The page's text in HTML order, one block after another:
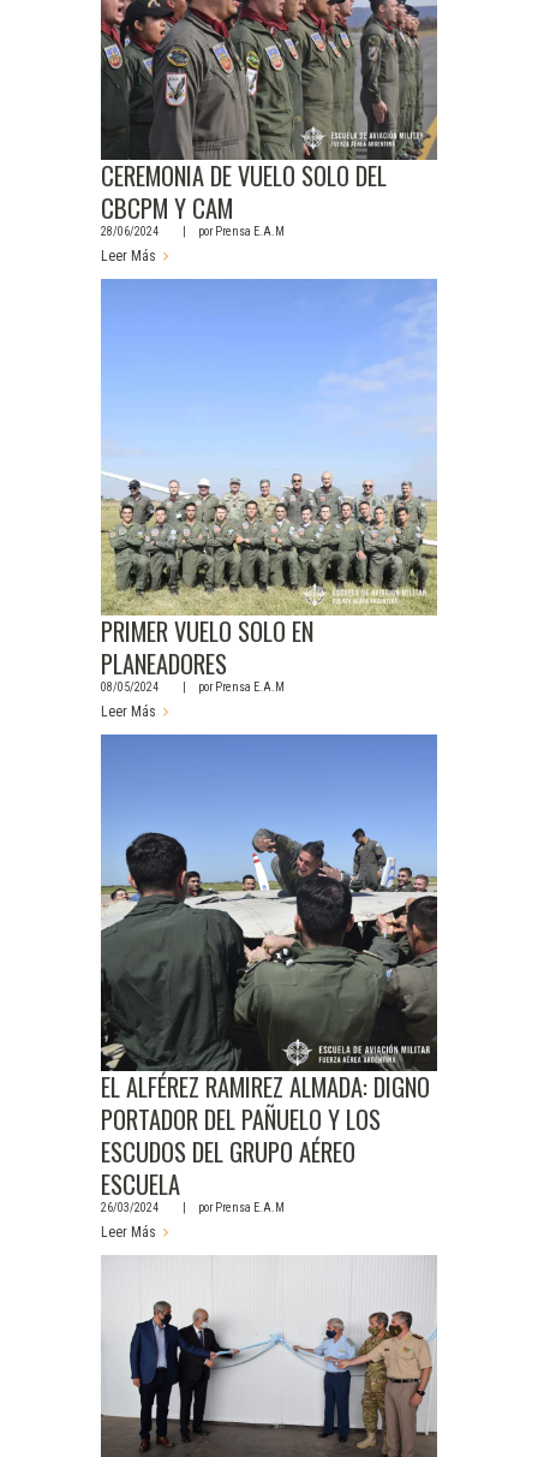
CEREMONIA DE VUELO SOLO DEL
CBCPM Y CAM
28/06/2024 porPrensa E.A.M
Leer Más
PRIMER VUELO SOLO EN
PLANEADORES
08/05/2024 porPrensa E.A.M
Leer Más
EL ALFÉREZ RAMIREZ ALMADA: DIGNO
PORTADOR DEL PAÑUELO Y LOS
ESCUDOS DEL GRUPO AÉREO
ESCUELA
26/03/2024 porPrensa E.A.M
Leer Más